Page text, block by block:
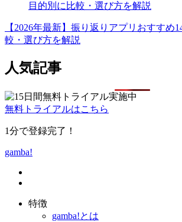
【2026年最新】振り返りアプリおすすめ
較・選び方を解説
人気記事
無料トライアルはこちら
1分で登録完了！
gamba!
特徴
gamba!とは